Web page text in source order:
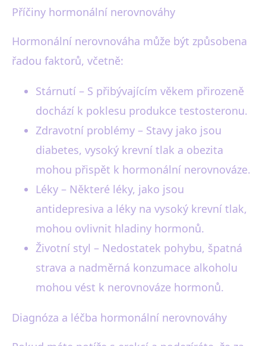
Příčiny hormonální nerovnováhy
Hormonální nerovnováha může být způsobena
řadou faktorů, včetně:
Stárnutí – S přibývajícím věkem přirozeně
dochází k poklesu produkce testosteronu.
Zdravotní problémy – Stavy jako jsou
diabetes, vysoký krevní tlak a obezita
mohou přispět k hormonální nerovnováze.
Léky – Některé léky, jako jsou
antidepresiva a léky na vysoký krevní tlak,
mohou ovlivnit hladiny hormonů.
Životní styl – Nedostatek pohybu, špatná
strava a nadměrná konzumace alkoholu
mohou vést k nerovnováze hormonů.
Diagnóza a léčba hormonální nerovnováhy